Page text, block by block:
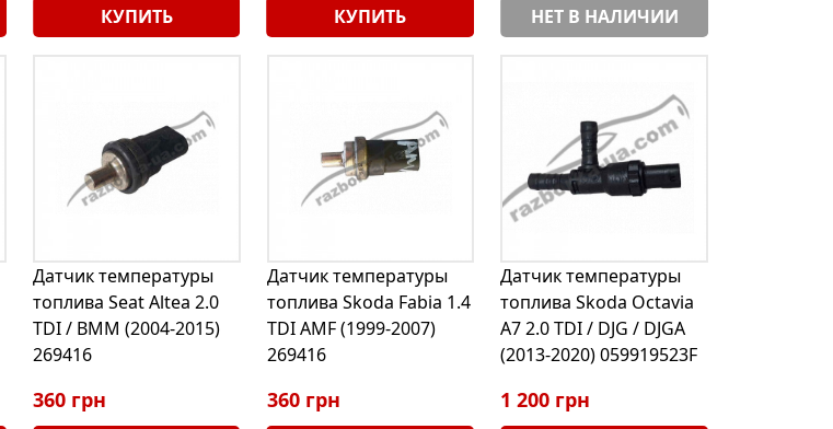
КУПИТЬ КУПИТЬ НЕТ В НАЛИЧИИ
Датчик температуры
топлива Seat Altea 2.0
TDI / BMM (2004-2015)
269416
360 грн
Датчик температуры
топлива Skoda Fabia 1.4
TDI AMF (1999-2007)
269416
360 грн
Датчик температуры
топлива Skoda Octavia
A7 2.0 TDI / DJG / DJGA
(2013-2020) 059919523F
1 200 грн